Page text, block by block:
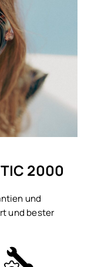
2000
und
und bester